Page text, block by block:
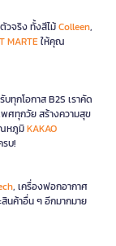
วจริง ทั้งสีไม้Colleen,
MARTEให้คุณ
กโอกาส B2S เราคัด
พศทุกวัย สร้างความสุข
ณหภูมิKAKAO
รบ!
, เครื่องฟอกอากาศ
สินค้าอื่น ๆ อีกมากมาย